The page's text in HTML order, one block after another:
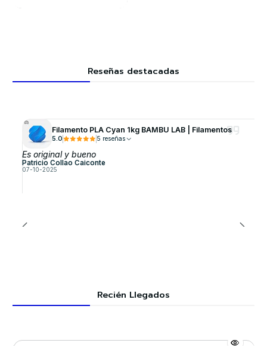
Reseñas destacadas
Filamento PLA Cyan 1kg BAMBU LAB | Filamentos
5.0 5 reseñas
Es original y bueno
Patricio Collao Caiconte
07-10-2025
Recién Llegados